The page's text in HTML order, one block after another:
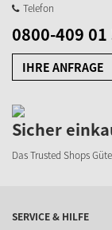
Telefon
0800-409 01
IHRE ANFRAGE
Sicher
Das Trusted Shops
SERVICE & HILFE